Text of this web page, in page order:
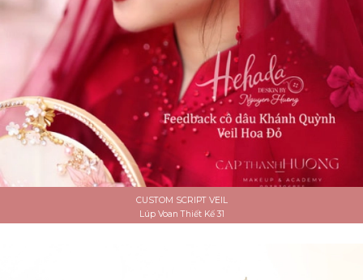
CUSTOM SCRIPT VEIL
Lúp Voan Thiết Kế 31